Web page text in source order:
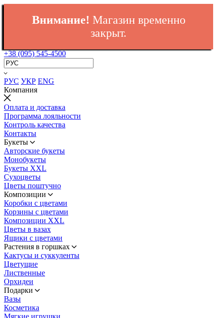
Внимание! Магазин временно
закрыт.
+38 (095) 545-4500
РУС УКР ENG
Компания
Оплата и доставка
Программа лояльности
Контроль качества
Контакты
Букеты
Авторские букеты
Монобукеты
Букеты XXL
Сухоцветы
Цветы поштучно
Композиции
Коробки с цветами
Корзины с цветами
Композиции XXL
Цветы в вазах
Ящики с цветами
Растения в горшках
Кактусы и суккуленты
Цветущие
Лиственные
Орхидеи
Подарки
Вазы
Косметика
Мягкие игрушки